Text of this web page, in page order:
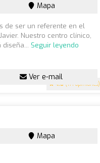
4.8 (171 opiniones)
Mapa
de ser un referente en el
Nuestro centro clínico,
Seguir leyendo
Ver e-mail
Mapa